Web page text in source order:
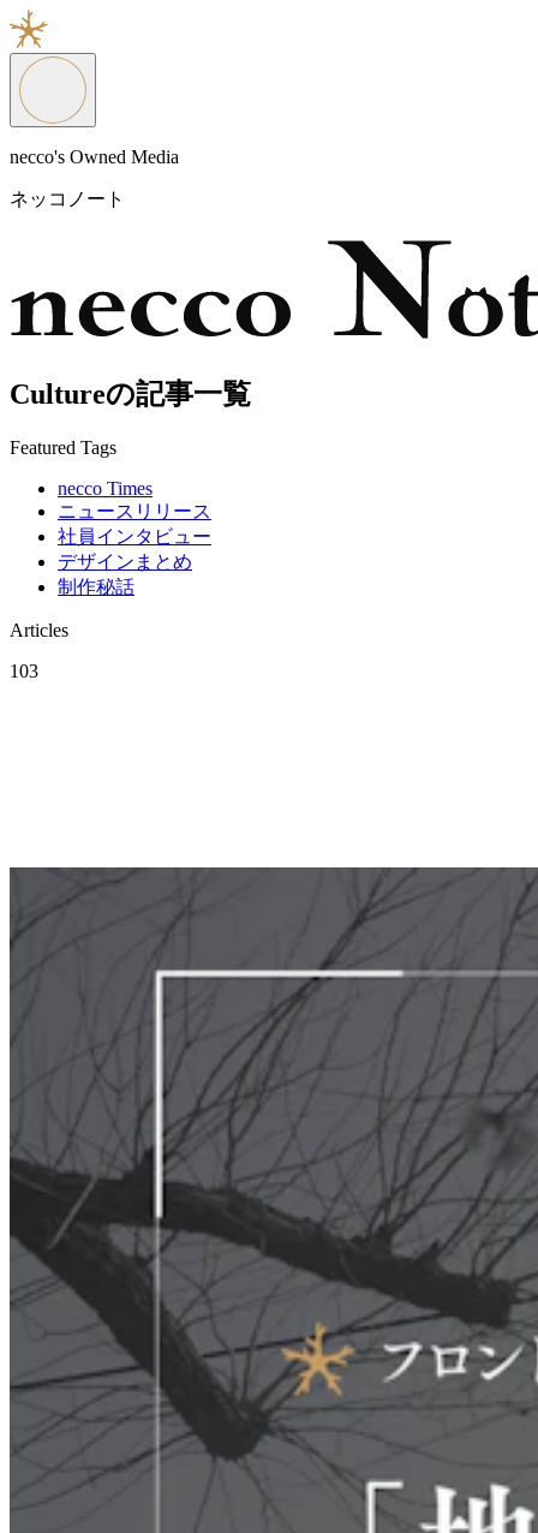
necco's Owned Media
ネッコノート
Cultureの記事一覧
Featured Tags
necco Times
ニュースリリース
社員インタビュー
デザインまとめ
制作秘話
Articles
103